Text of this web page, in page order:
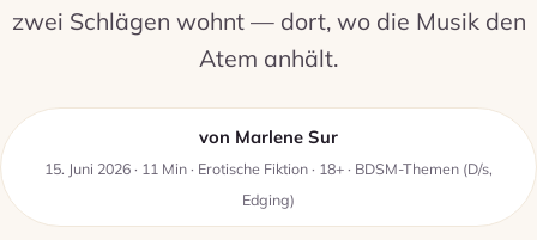
zwei Schlägen wohnt — dort, wo die Musik den
Atem anhält.
von Marlene Sur
15. Juni 2026 · 11 Min · Erotische Fiktion · 18+ · BDSM-Themen (D/s,
Edging)